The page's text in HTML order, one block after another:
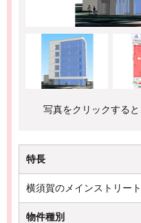
写真をクリックする
特長
横須賀のメインストリー
物件種別